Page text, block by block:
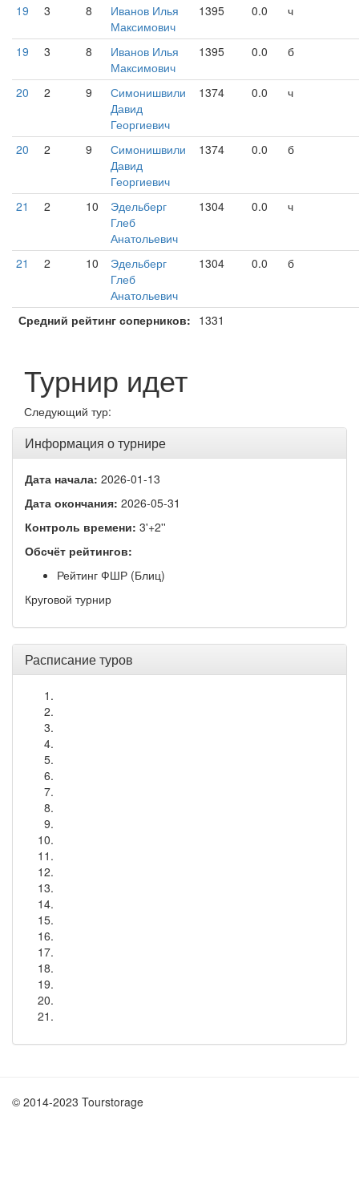
19 3 8
Иванов Илья
Максимович
1395 0.0 ч
19 3 8
Иванов Илья
Максимович
1395 0.0 б
20 2 9
Симонишвили
Давид
Георгиевич
1374 0.0 ч
20 2 9
Симонишвили
Давид
Георгиевич
1374 0.0 б
21 2 10
Эдельберг
Глеб
Анатольевич
1304 0.0 ч
21 2 10
Эдельберг
Глеб
Анатольевич
1304 0.0 б
Средний рейтинг соперников: 1331
Турнир идет
Следующий тур:
Информация о турнире
Дата начала: 2026-01-13
Дата окончания: 2026-05-31
Контроль времени: 3'+2''
Обсчёт рейтингов:
Рейтинг ФШР (Блиц)
Круговой турнир
Расписание туров
© 2014-2023 Tourstorage